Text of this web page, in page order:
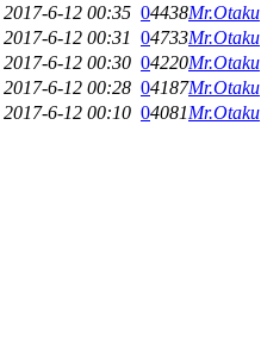
2017-6-12 00:35 04438Mr.Otaku
2017-6-12 00:31 04733Mr.Otaku
2017-6-12 00:30 04220Mr.Otaku
2017-6-12 00:28 04187Mr.Otaku
2017-6-12 00:10 04081Mr.Otaku